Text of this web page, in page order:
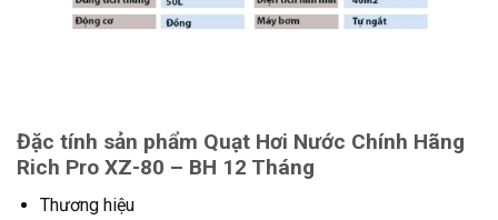
Đặc tính sản phẩm Quạt Hơi Nước Chính Hãng
Rich Pro XZ-80 – BH 12 Tháng
Thương hiệu